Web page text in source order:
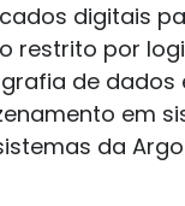
digitais
restrito por
de dados
em
da